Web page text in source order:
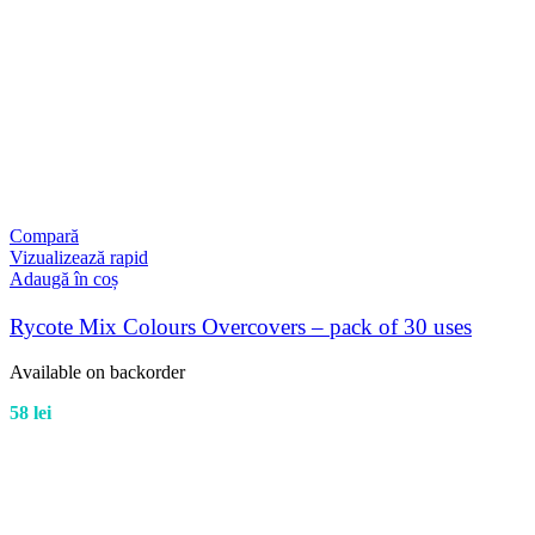
Compară
Vizualizează rapid
Adaugă în coș
Rycote Mix Colours Overcovers – pack of 30 uses
Available on backorder
58 lei